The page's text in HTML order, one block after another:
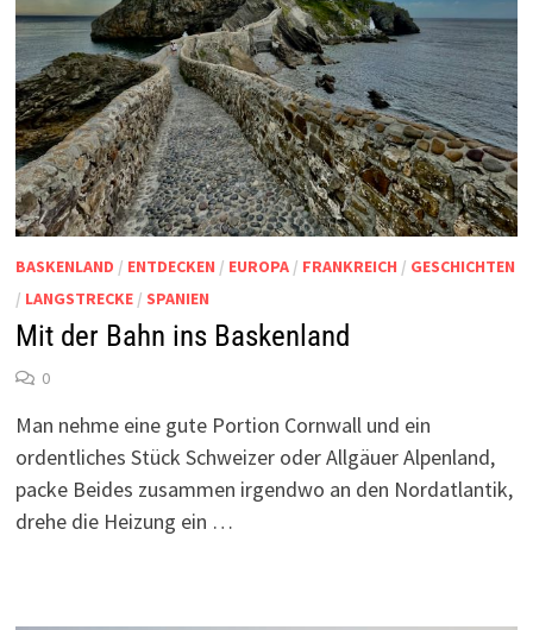
BASKENLAND / ENTDECKEN / EUROPA/ FRANKREICH / GESCHICHTEN
/ LANGSTRECKE/ SPANIEN
Mit der Bahn ins Baskenland
0
Man nehme eine gute Portion Cornwall und ein
ordentliches Stück Schweizer oder Allgäuer Alpenland,
packe Beides zusammen irgendwo an den Nordatlantik,
drehe die Heizung ein …